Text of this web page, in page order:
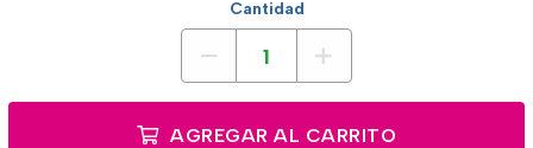
Cantidad
AGREGAR AL CARRITO